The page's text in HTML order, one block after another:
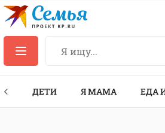
ДЕТИ Я МАМА ЕДА